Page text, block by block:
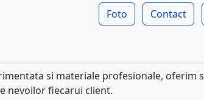
Foto Contact
si materiale profesionale, oferim
nevoilor fiecarui client.